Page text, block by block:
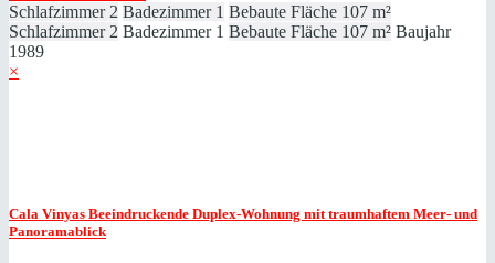
Schlafzimmer 2 Badezimmer 1 Bebaute Fläche 107 m²
Schlafzimmer 2 Badezimmer 1 Bebaute Fläche 107 m² Baujahr
1989
×
Cala Vinyas Beeindruckende Duplex-Wohnung mit traumhaftem Meer- und
Panoramablick